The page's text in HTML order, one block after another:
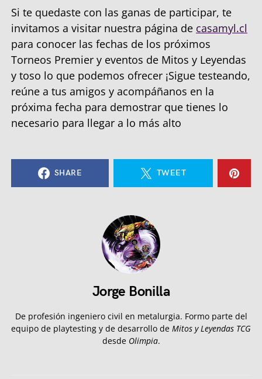
Si te quedaste con las ganas de participar, te
invitamos a visitar nuestra página de casamyl.cl
para conocer las fechas de los próximos
Torneos Premier y eventos de Mitos y Leyendas
y toso lo que podemos ofrecer ¡Sigue testeando,
reúne a tus amigos y acompáñanos en la
próxima fecha para demostrar que tienes lo
necesario para llegar a lo más alto
SHARE TWEET
Jorge Bonilla
De profesión ingeniero civil en metalurgia. Formo parte del
equipo de playtesting y de desarrollo de Mitos y Leyendas TCG
desde Olimpia.